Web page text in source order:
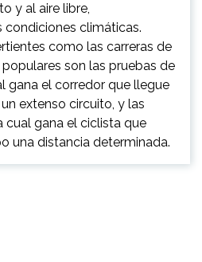
y al aire libre,
condiciones climáticas.
como las carreras de
son las pruebas de
gana el corredor que llegue
extenso circuito, y las
cual gana el ciclista que
una distancia determinada.